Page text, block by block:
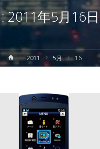
:2011年5月16日
ホ
ー
2011 5月 16